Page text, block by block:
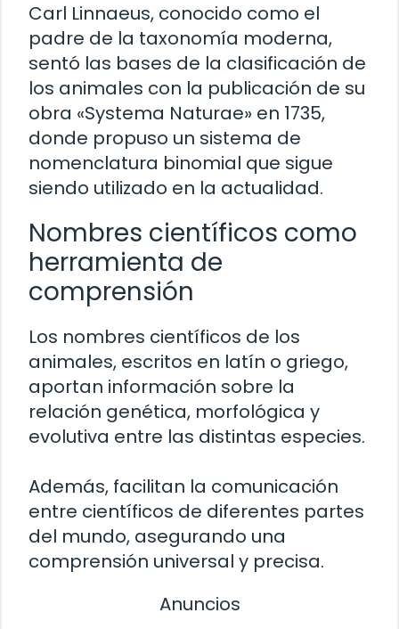
Carl Linnaeus, conocido como el
padre de la taxonomía moderna,
sentó las bases de la clasificación de
los animales con la publicación de su
obra «Systema Naturae» en 1735,
donde propuso un sistema de
nomenclatura binomial que sigue
siendo utilizado en la actualidad.
Nombres científicos como
herramienta de
comprensión
Los nombres científicos de los
animales, escritos en latín o griego,
aportan información sobre la
relación genética, morfológica y
evolutiva entre las distintas especies.
Además, facilitan la comunicación
entre científicos de diferentes partes
del mundo, asegurando una
comprensión universal y precisa.
Anuncios